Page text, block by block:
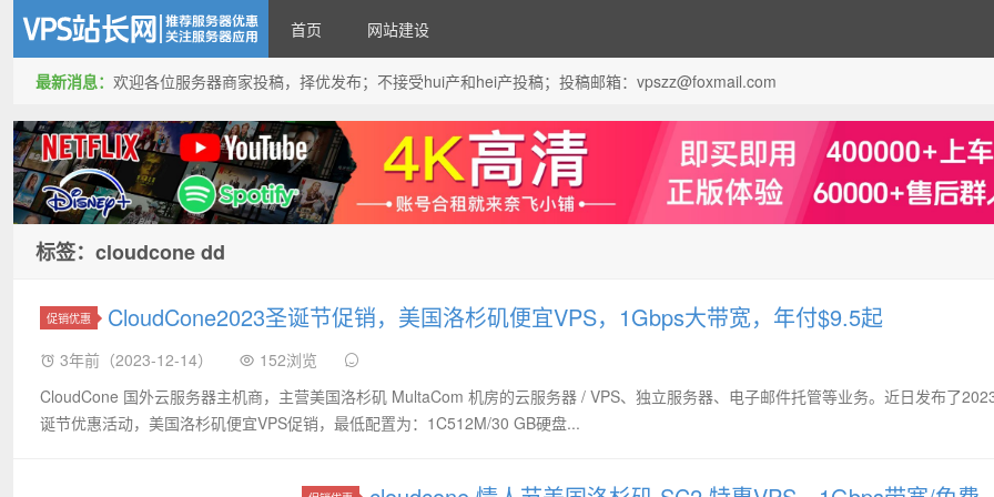
VPS站长网
首页 网站建设
最新消息： 欢迎各位服务器商家投稿，择优发布；不接受hui产和hei产投稿；投稿邮箱：vpszz@foxmail.com
标签：cloudcone dd
促销优惠 CloudCone2023圣诞节促销，美国洛杉矶便宜VPS，1Gbps大带宽，年付$9.5起
3年前（2023-12-14）
152浏览
CloudCone 国外云服务器主机商，主营美国洛杉矶 Mul­ta­Com 机房的云服务器 / VPS、独立服务器、电子邮件托管等业务。近日发布了
诞节优惠活动，美国洛杉矶便宜VPS促销，最低配置为：1C512M/30 GB硬盘...